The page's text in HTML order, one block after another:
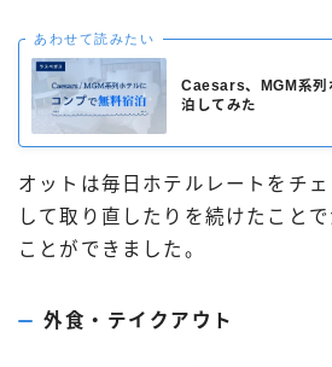
あわせて読みたい
Caesars、MGM系列
泊してみた
オットは毎日ホテルレートをチ
して取り直したりを続けたこと
ことができました。
外食・テイクアウト